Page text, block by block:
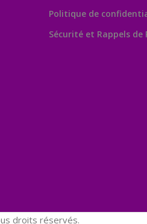
Politique de
Sécurité et Rappels de
droits réservés.